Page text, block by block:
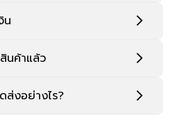
น
นค้าแล้ว
ส่งอย่างไร?